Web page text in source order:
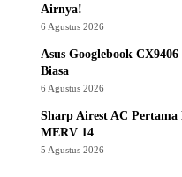
Airnya!
6 Agustus 2026
Asus Googlebook
Biasa
6 Agustus 2026
Sharp Airest AC
MERV 14
5 Agustus 2026